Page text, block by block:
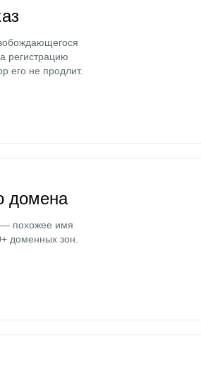
регистрацию
его не продлит.
домена
— похожее имя
доменных зон.